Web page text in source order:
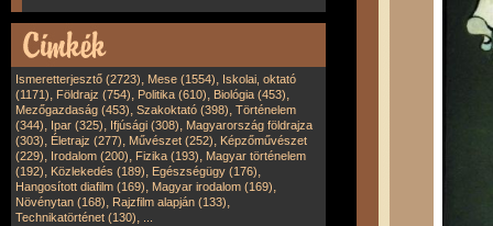
Ismeretterjesztő (2723), Mese (1554), Iskolai, oktató
(1171), Földrajz (754), Politika (610), Biológia (453),
Mezőgazdaság (453), Szakoktató (398), Történelem
(344), Ipar (325), Ifjúsági (308), Magyarország földrajza
(303), Életrajz (277), Művészet (252), Képzőművészet
(229), Irodalom (200), Fizika (193), Magyar történelem
(192), Közlekedés (189), Egészségügy (176),
Hangosított diafilm (169), Magyar irodalom (169),
Növénytan (168), Rajzfilm alapján (133),
Technikatörténet (130),